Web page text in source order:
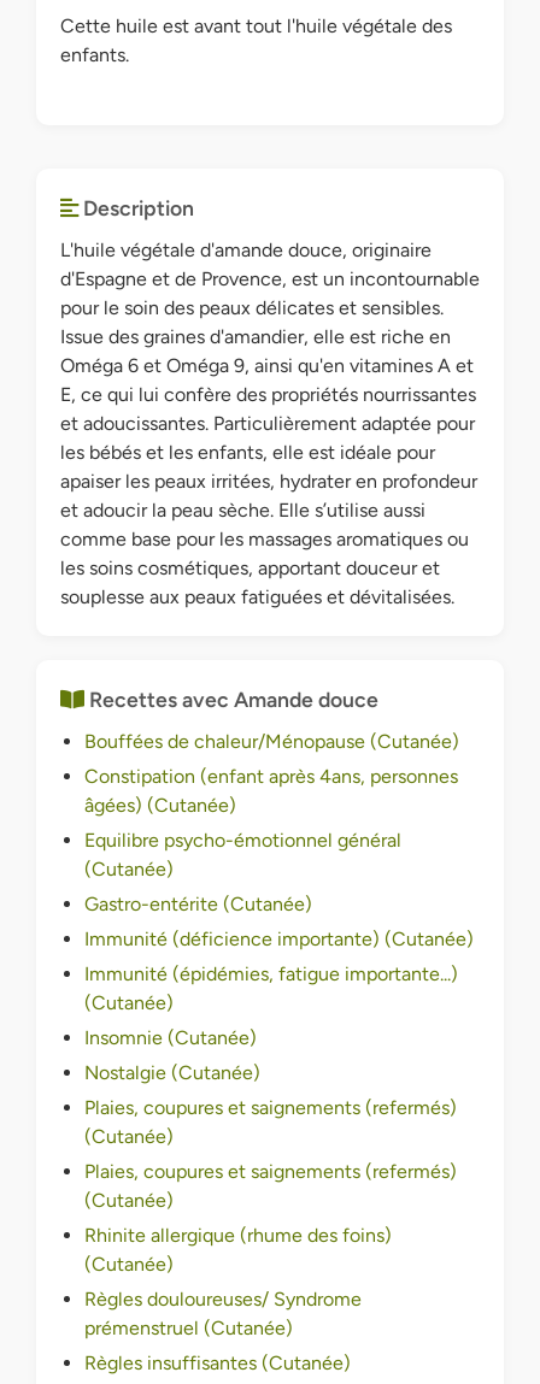
Cette huile est avant tout l'huile végétale des
enfants.
Description
L'huile végétale d'amande douce, originaire
d'Espagne et de Provence, est un incontournable
pour le soin des peaux délicates et sensibles.
Issue des graines d'amandier, elle est riche en
Oméga 6 et Oméga 9, ainsi qu'en vitamines A et
E, ce qui lui confère des propriétés nourrissantes
et adoucissantes. Particulièrement adaptée pour
les bébés et les enfants, elle est idéale pour
apaiser les peaux irritées, hydrater en profondeur
et adoucir la peau sèche. Elle s’utilise aussi
comme base pour les massages aromatiques ou
les soins cosmétiques, apportant douceur et
souplesse aux peaux fatiguées et dévitalisées.
Recettes avec Amande douce
Bouffées de chaleur/Ménopause (Cutanée)
Constipation (enfant après 4ans, personnes
âgées) (Cutanée)
Equilibre psycho-émotionnel général
(Cutanée)
Gastro-entérite (Cutanée)
Immunité (déficience importante) (Cutanée)
Immunité (épidémies, fatigue importante...)
(Cutanée)
Insomnie (Cutanée)
Nostalgie (Cutanée)
Plaies, coupures et saignements (refermés)
(Cutanée)
Plaies, coupures et saignements (refermés)
(Cutanée)
Rhinite allergique (rhume des foins)
(Cutanée)
Règles douloureuses/ Syndrome
prémenstruel (Cutanée)
Règles insuffisantes (Cutanée)